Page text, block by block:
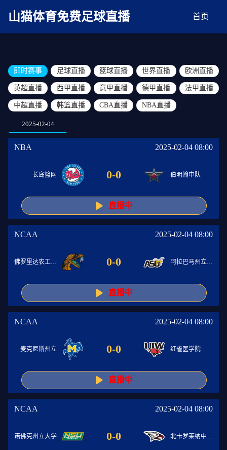
AV在线无码麻豆
山猫体育免费足球直播 首页
即时赛事 足球直播 篮球直播 世界直播 欧洲直播
英超直播 西甲直播 意甲直播 德甲直播 法甲直播
中超直播 韩篮直播 CBA直播 NBA直播
2025-02-04
NBA 2025-02-04 08:00
长岛篮网 0-0 伯明翰中队
直播中
NCAA 2025-02-04 08:00
0-0
直播中
NCAA 2025-02-04 08:00
麦克尼斯州立 0-0 红雀医学院
直播中
NCAA 2025-02-04 08:00
诺佛克州立大学 0-0